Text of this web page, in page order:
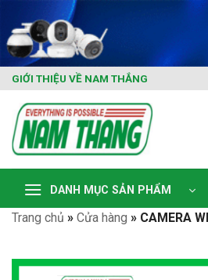
content
GIỚI THIỆU VỀ NAM THẮNG
DANH MỤC SẢN PHẨM
Trang chủ » Cửa hàng » CAMERA